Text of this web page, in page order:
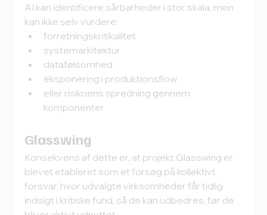
AI kan identificere sårbarheder i stor skala, men
kan ikke selv vurdere:
forretningskritikalitet
systemarkitektur
datafølsomhed
eksponering i produktionsflow
eller risikoens spredning gennem
komponenter
Glasswing
Konsekvens af dette er, at projekt Glasswing er
blevet etableret som et forsøg på kollektivt
forsvar, hvor udvalgte virksomheder får tidlig
indsigt i kritiske fund, så de kan udbedres, før de